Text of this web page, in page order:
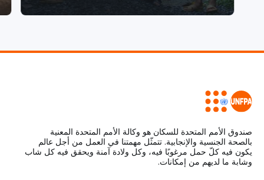
صندوق الأمم المتحدة للسكان هو وكالة الأمم المتحدة المعنية
بالصحة الجنسية والإنجابية. تتمثّل مهمتنا في العمل من أجل عالم
يكون فيه كلّ حمل مرغوبًا فيه، وكل ولادة آمنة ويحقق فيه كل شاب
وشابة ما لديهم من إمكانات.